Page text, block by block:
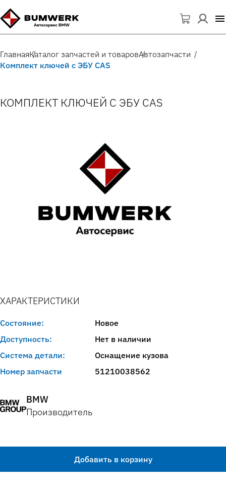
ГлавнаяКаталог запчастей и товаровАвтозапчасти
Комплект ключей с ЭБУ CAS
КОМПЛЕКТ КЛЮЧЕЙ С ЭБУ CAS
ХАРАКТЕРИСТИКИ
Состояние:
Новое
Доступность:
Нет в наличии
Система детали:
Оснащение кузова
Номер запчасти
51210038562
BMW
Производитель
Добавить в корзину